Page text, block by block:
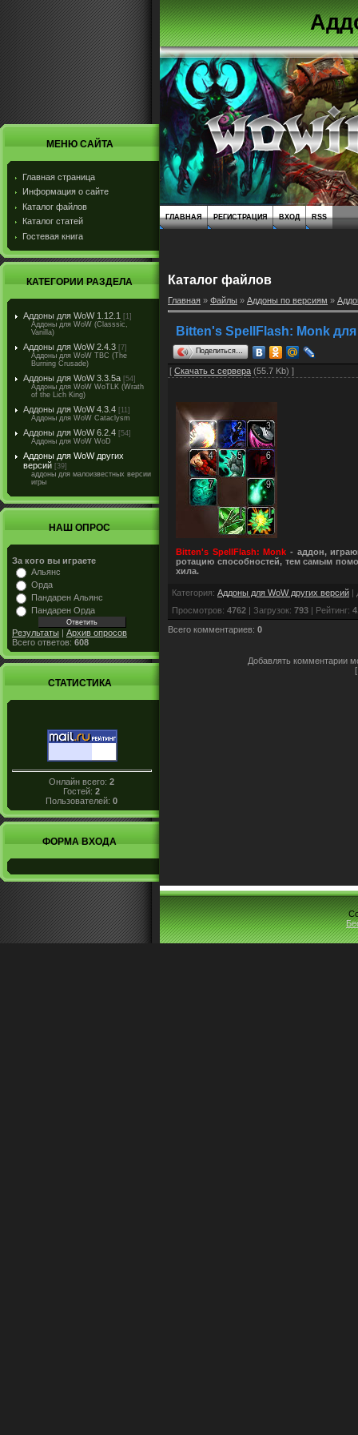
МЕНЮ САЙТА
Главная страница
Информация о сайте
Каталог файлов
Каталог статей
Гостевая книга
КАТЕГОРИИ РАЗДЕЛА
Аддоны для WoW 1.12.1 [1]
Аддоны для WoW (Classsic,
Vanilla)
Аддоны для WoW 2.4.3 [7]
Аддоны для WoW TBC (The
Burning Crusade)
Аддоны для WoW 3.3.5a [54]
Аддоны для WoW WoTLK (Wrath
of the Lich King)
Аддоны для WoW 4.3.4 [11]
Аддоны для WoW Cataclysm
Аддоны для WoW 6.2.4 [54]
Аддоны для WoW WoD
Аддоны для WoW других
версий [39]
аддоны для малоизвестных версии
игры
НАШ ОПРОС
За кого вы играете
Альянс
Орда
Пандарен Альянс
Пандарен Орда
Результаты | Архив опросов
Всего ответов: 608
СТАТИСТИКА
Онлайн всего:2
Гостей:2
Пользователей:0
ФОРМА ВХОДА
ГЛАВНАЯ РЕГИСТРАЦИЯ ВХОД RSS
Каталог файлов
Главная » Файлы » Аддоны по версиям »
Bitten's SpellFlash: Monk для
Поделиться…
[ Скачать с сервера (55.7 Kb) ]
Bitten's SpellFlash: Monk - аддон,
ротацию способностей, тем самым
хила.
Категория: Аддоны для WoW других версий |
Просмотров: 4762 | Загрузок: 793 | Рейтинг:
Всего комментариев: 0
Добавлять комментарии